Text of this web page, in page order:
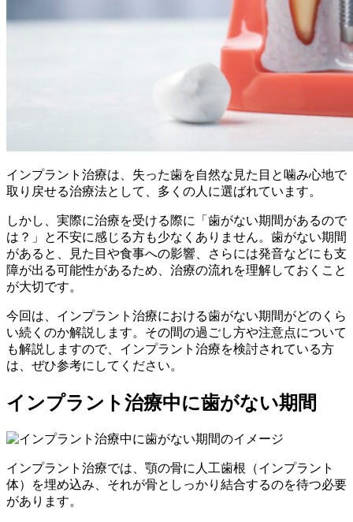
インプラント治療は、失った歯を自然な見た目と噛み心地で
取り戻せる治療法として、多くの人に選ばれています。
しかし、実際に治療を受ける際に「歯がない期間があるので
は？」と不安に感じる方も少なくありません。歯がない期間
があると、見た目や食事への影響、さらには発音などにも支
障が出る可能性があるため、治療の流れを理解しておくこと
が大切です。
今回は、インプラント治療における歯がない期間がどのくら
い続くのか解説します。その間の過ごし方や注意点について
も解説しますので、インプラント治療を検討されている方
は、ぜひ参考にしてください。
インプラント治療中に歯がない期間
インプラント治療では、顎の骨に人工歯根（インプラント
体）を埋め込み、それが骨としっかり結合するのを待つ必要
があります。